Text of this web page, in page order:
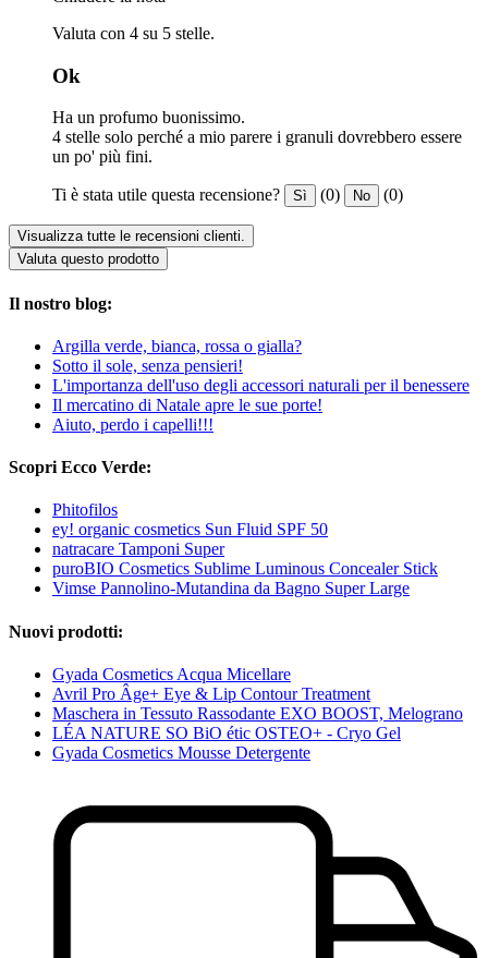
Valuta con 4 su 5 stelle.
Ok
Ha un profumo buonissimo.
4 stelle solo perché a mio parere i granuli dovrebbero essere
un po' più fini.
Ti è stata utile questa recensione? Sì (0) No (0)
Visualizza tutte le recensioni clienti.
Valuta questo prodotto
Il nostro blog:
Argilla verde, bianca, rossa o gialla?
Sotto il sole, senza pensieri!
L'importanza dell'uso degli accessori naturali per il benessere
Il mercatino di Natale apre le sue porte!
Aiuto, perdo i capelli!!!
Scopri Ecco Verde:
Phitofilos
ey! organic cosmetics Sun Fluid SPF 50
natracare Tamponi Super
puroBIO Cosmetics Sublime Luminous Concealer Stick
Vimse Pannolino-Mutandina da Bagno Super Large
Nuovi prodotti:
Gyada Cosmetics Acqua Micellare
Avril Pro Âge+ Eye & Lip Contour Treatment
Maschera in Tessuto Rassodante EXO BOOST, Melograno
LÉA NATURE SO BiO étic OSTEO+ - Cryo Gel
Gyada Cosmetics Mousse Detergente